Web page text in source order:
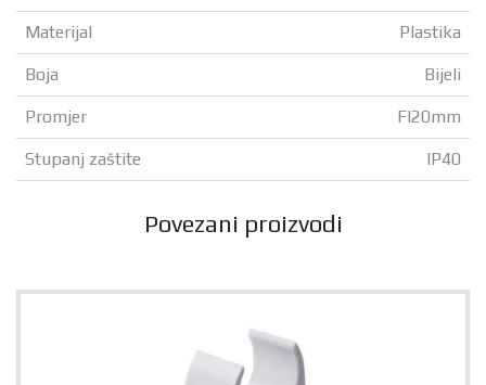
Materijal Plastika
Boja Bijeli
Promjer FI20mm
Stupanj zaštite IP40
Povezani proizvodi